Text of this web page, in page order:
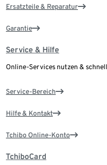
Ersatzteile & Reparatur
Garantie
Service & Hilfe
Online-Services nutzen &
Service-Bereich
Hilfe & Kontakt
Tchibo Online-Konto
TchiboCard